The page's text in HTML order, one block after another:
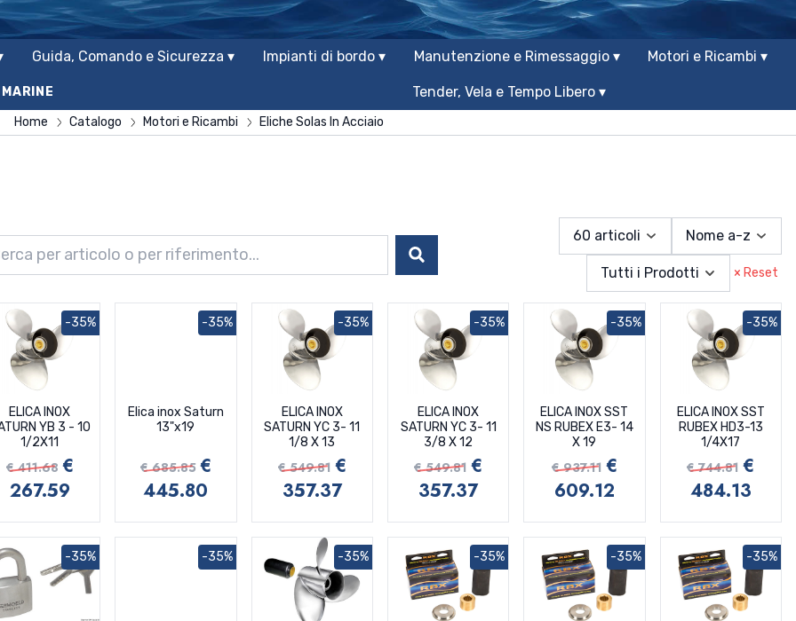
Guida, Comando e Sicurezza ▾ Impianti di bordo ▾ Manutenzione e Rimessaggio ▾ Motori e Ricambi ▾
Tender, Vela e Tempo Libero ▾
Home Catalogo Motori e Ricambi Eliche Solas In Acciaio
Cerca
60 articoli Nome a-z
Tutti i Prodotti × Reset
ELICA INOX
YB 3 - 10
1/2X11
€ 411.68 €
267.59
-35%
Elica inox Saturn
13"x19
€ 685.85 €
445.80
-35%
ELICA INOX
SATURN YC 3- 11
1/8 X 13
€ 549.81 €
357.37
-35%
ELICA INOX
SATURN YC 3- 11
3/8 X 12
€ 549.81 €
357.37
-35%
ELICA INOX SST
NS RUBEX E3- 14
X 19
€ 937.11 €
609.12
-35%
ELICA INOX SST
RUBEX HD3-13
1/4X17
€ 744.81 €
484.13
-35%
-35% -35% -35% -35% -35% -35%